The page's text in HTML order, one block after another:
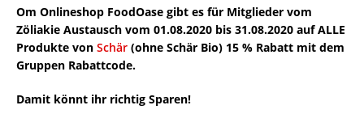
Om Onlineshop FoodOase gibt es für Mitglieder vom
Zöliakie Austausch vom 01.08.2020 bis 31.08.2020 auf ALLE
Produkte von Schär (ohne Schär Bio) 15 % Rabatt mit dem
Gruppen Rabattcode.
Damit könnt ihr richtig Sparen!